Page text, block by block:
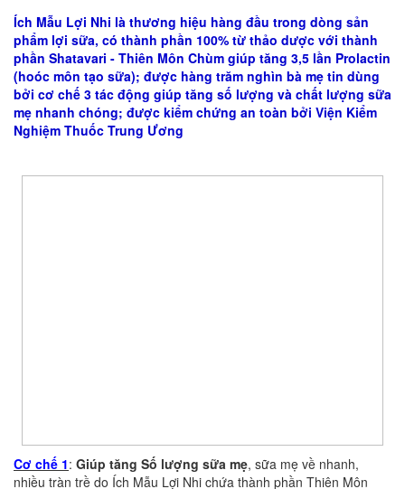
Ích Mẫu Lợi Nhi là thương hiệu hàng đầu trong dòng sản
phẩm lợi sữa, có thành phần 100% từ thảo dược với thành
phần Shatavari - Thiên Môn Chùm giúp tăng 3,5 lần Prolactin
(hoóc môn tạo sữa); được hàng trăm nghìn bà mẹ tin dùng
bởi cơ chế 3 tác động giúp tăng số lượng và chất lượng sữa
mẹ nhanh chóng; được kiểm chứng an toàn bởi Viện Kiểm
Nghiệm Thuốc Trung Ương
Cơ chế 1: Giúp tăng Số lượng sữa mẹ, sữa mẹ về nhanh,
nhiều tràn trề do Ích Mẫu Lợi Nhi chứa thành phần Thiên Môn